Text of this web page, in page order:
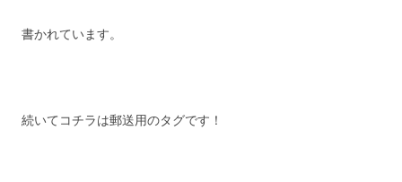
書かれています。
続いてコチラは郵送用のタグです！